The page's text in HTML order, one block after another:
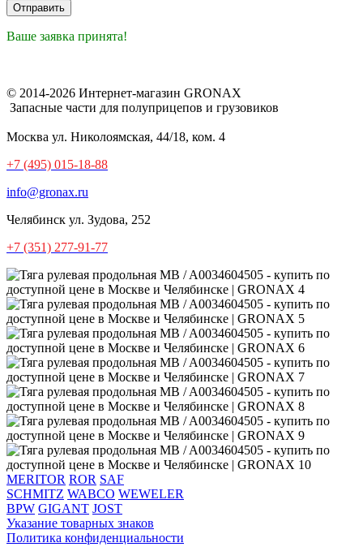
Ваше заявка принята!
© 2014-2026 Интернет-магазин GRONAX
Запасные части для полуприцепов и грузовиков
Москва ул. Николоямская, 44/18, ком. 4
+7 (495) 015-18-88
info@gronax.ru
Челябинск ул. Зудова, 252
+7 (351) 277-91-77
MERITOR ROR SAF
SCHMITZ WABCO WEWELER
BPW GIGANT JOST
Указание товарных знаков
Политика конфиденциальности